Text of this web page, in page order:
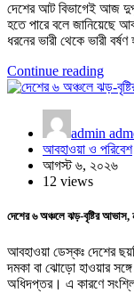
দেশের আট বিভাগেই আজ
হতে পারে বলে জানিয়েছে
ধরনের ভারী থেকে ভারী
Continue reading
admin
আবহাওয়া ও পরিবেশ
আগস্ট ৬, ২০২৬
12 views
দেশের ৬ অঞ্চলে ঝড়-বৃষ্টির আভাস,
আবহাওয়া ডেস্কঃ দেশের
দমকা বা ঝোড়ো হাওয়ার সঙ্গে
অধিদপ্তর। এ কারণে